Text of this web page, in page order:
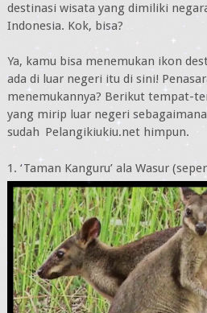
destinasi wisata yang dimiliki
Indonesia. Kok, bisa?
Ya, kamu bisa menemukan ikon
ada di luar negeri itu di sini!
menemukannya? Berikut tempat-
yang mirip luar negeri
sudah Pelangikiukiu.net himpun.
1. ‘Taman Kanguru’ ala Wasur